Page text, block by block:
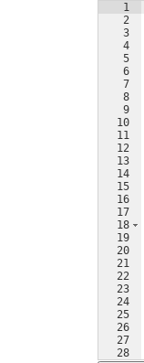
1
2
3
4
5
6
7
8
9
10
11
12
13
14
15
16
17
18
19
20
21
22
23
24
25
26
27
28